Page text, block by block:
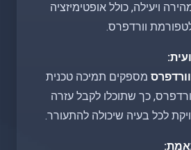
ויעילה, כולל אופטימיזציה
וורדפרס.
מספקים תמיכה טכנית
כך שתוכלו לקבל עזרה
לכל בעיה שיכולה להתעורר.